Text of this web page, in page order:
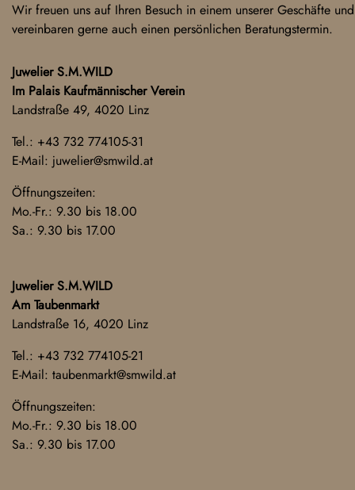
Wir freuen uns auf Ihren Besuch in einem unserer Geschäfte und
vereinbaren gerne auch einen persönlichen Beratungstermin.
Juwelier S.M.WILD
Im Palais Kaufmännischer Verein
Landstraße 49, 4020 Linz
Tel.: +43 732 774105-31
E-Mail: juwelier@smwild.at
Öffnungszeiten:
Mo.-Fr.: 9.30 bis 18.00
Sa.: 9.30 bis 17.00
Juwelier S.M.WILD
Am Taubenmarkt
Landstraße 16, 4020 Linz
Tel.: +43 732 774105-21
E-Mail: taubenmarkt@smwild.at
Öffnungszeiten:
Mo.-Fr.: 9.30 bis 18.00
Sa.: 9.30 bis 17.00